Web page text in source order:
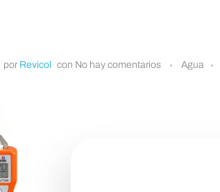
por Revicol con No hay comentarios Agua